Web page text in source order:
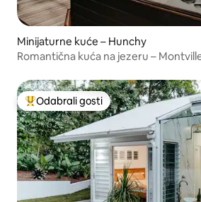
Minijaturne kuće – Hunchy
Romantična kuća na jezeru –
Među najviše rangiranima s oznakom
Odabrali gosti